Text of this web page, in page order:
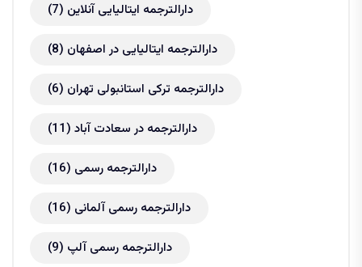
دارالترجمه ایتالیایی آنلاین (7)
دارالترجمه ایتالیایی در اصفهان (8)
دارالترجمه ترکی استانبولی تهران (6)
دارالترجمه در سعادت آباد (11)
دارالترجمه رسمی (16)
دارالترجمه رسمی آلمانی (16)
دارالترجمه رسمی آلپ (9)